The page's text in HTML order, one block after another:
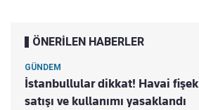
ÖNERİLEN HABERLER
GÜNDEM
İstanbullular dikkat! Havai fişek
satışı ve kullanımı yasaklandı